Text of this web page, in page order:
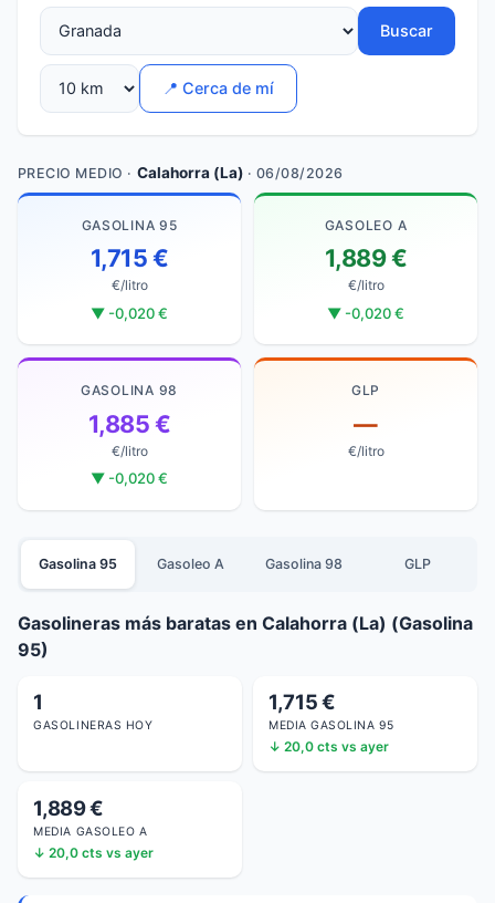
Buscar
📍 Cerca de mí
PRECIO MEDIO · Calahorra (La) · 06/08/2026
GASOLINA 95
1,715 €
€/litro
▼ -0,020 €
GASOLEO A
1,889 €
€/litro
▼ -0,020 €
GASOLINA 98
1,885 €
€/litro
▼ -0,020 €
GLP
—
€/litro
Gasolina 95 Gasoleo A Gasolina 98 GLP
Gasolineras más baratas en Calahorra (La) (Gasolina
95)
1
GASOLINERAS HOY
1,715 €
MEDIA GASOLINA 95
↓ 20,0 cts vs ayer
1,889 €
MEDIA GASOLEO A
↓ 20,0 cts vs ayer